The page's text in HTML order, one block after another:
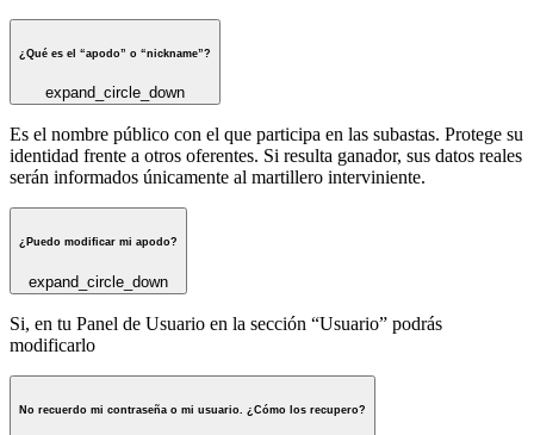
¿Qué es el “apodo” o “nickname”?
expand_circle_down
Es el nombre público con el que participa en las subastas. Protege su
identidad frente a otros oferentes. Si resulta ganador, sus datos reales
serán informados únicamente al martillero interviniente.
¿Puedo modificar mi apodo?
expand_circle_down
Si, en tu Panel de Usuario en la sección “Usuario” podrás
modificarlo
No recuerdo mi contraseña o mi usuario. ¿Cómo los recupero?